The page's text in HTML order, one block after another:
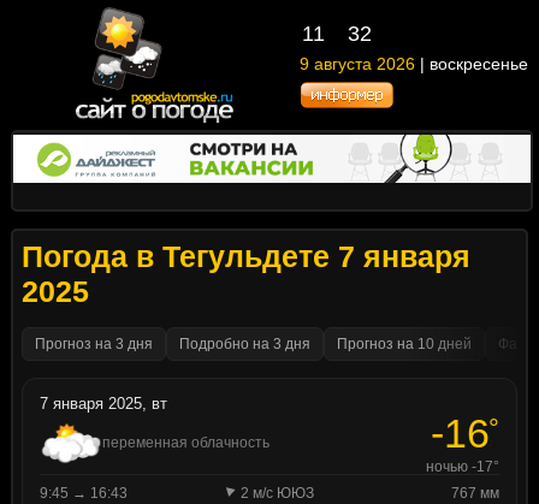
11 32
9 августа 2026 | воскресенье
Погода в Тегульдете 7 января
2025
Прогноз на 3 дня Подробно на 3 дня Прогноз на 10 дней
7 января 2025, вт
переменная облачность -16°
ночью -17°
9:45 → 16:43
2 м/с ЮЮЗ
767 мм